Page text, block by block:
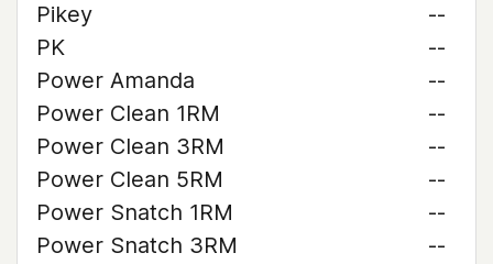
Pikey
--
PK
--
Power Amanda
--
Power Clean 1RM
--
Power Clean 3RM
--
Power Clean 5RM
--
Power Snatch 1RM
--
Power Snatch 3RM
--